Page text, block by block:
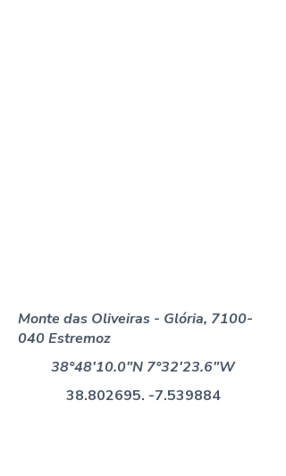
Monte das Oliveiras - Glória, 7100-
040Estremoz
38°48'10.0"N 7°32'23.6"W
38.802695, -7.539884